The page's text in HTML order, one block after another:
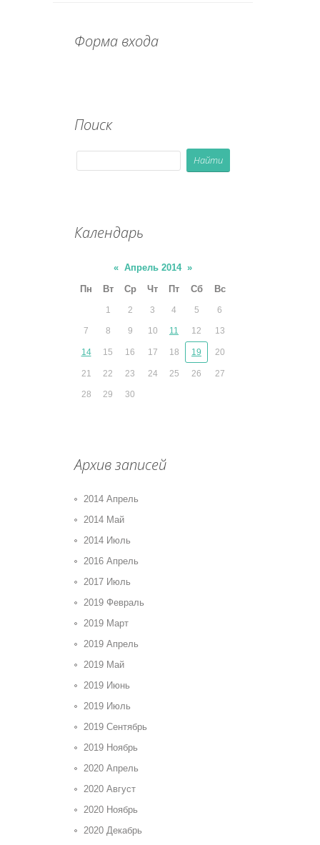
Форма входа
Поиск
Календарь
« Апрель 2014 »
Пн
Вт Ср Чт Пт Сб Вс
1 2 3 4 5 6
7 8 9 10 11 12 13
14 15 16 17 18 19 20
21 22 23 24 25 26 27
28 29 30
Архив записей
2014 Апрель
2014 Май
2014 Июль
2016 Апрель
2017 Июль
2019 Февраль
2019 Март
2019 Апрель
2019 Май
2019 Июнь
2019 Июль
2019 Сентябрь
2019 Ноябрь
2020 Апрель
2020 Август
2020 Ноябрь
2020 Декабрь